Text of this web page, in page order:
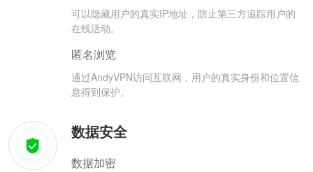
可以隐藏用户的真实IP地址，防止第三方追踪用户的
在线活动。
匿名浏览
通过AndyVPN访问互联网，用户的真实身份和位置信
息得到保护。
数据安全
数据加密